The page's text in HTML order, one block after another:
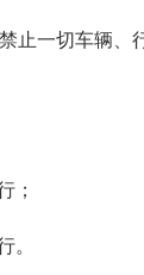
止一切车辆、
；
。